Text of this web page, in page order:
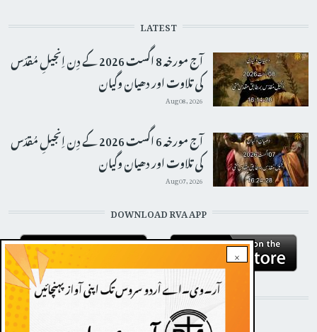
×
LATEST
آج مورخہ 8 اگست 2026 کے دِن اِنجیلِ مُقدّس
کی تلاوت اور دھیان وگیان
Aug 08, 2026
آج مورخہ 6 اگست 2026 کے دِن اِنجیلِ مُقدّس
کی تلاوت اور دھیان وگیان
Aug 07, 2026
DOWNLOAD RVA APP
STAY CONNECTED WITH US!